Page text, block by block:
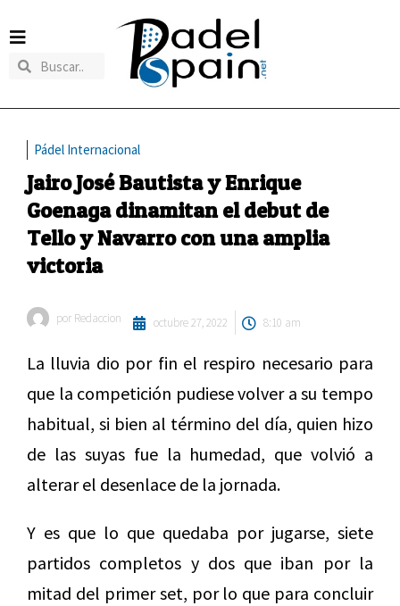
Pádel Internacional
Jairo José Bautista y Enrique
Goenaga dinamitan el debut de
Tello y Navarro con una amplia
victoria
por Redaccion octubre 27, 2022 8:10 am
La lluvia dio por fin el respiro necesario para
que la competición pudiese volver a su tempo
habitual, si bien al término del día, quien hizo
de las suyas fue la humedad, que volvió a
alterar el desenlace de la jornada.
Y es que lo que quedaba por jugarse, siete
partidos completos y dos que iban por la
mitad del primer set, por lo que para concluir